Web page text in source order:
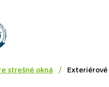
strešné okná